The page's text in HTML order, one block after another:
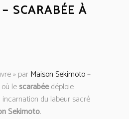
SCARABÉE À
» par Maison Sekimoto–
où lescarabéedéploie
du labeur sacré
Sekimoto.